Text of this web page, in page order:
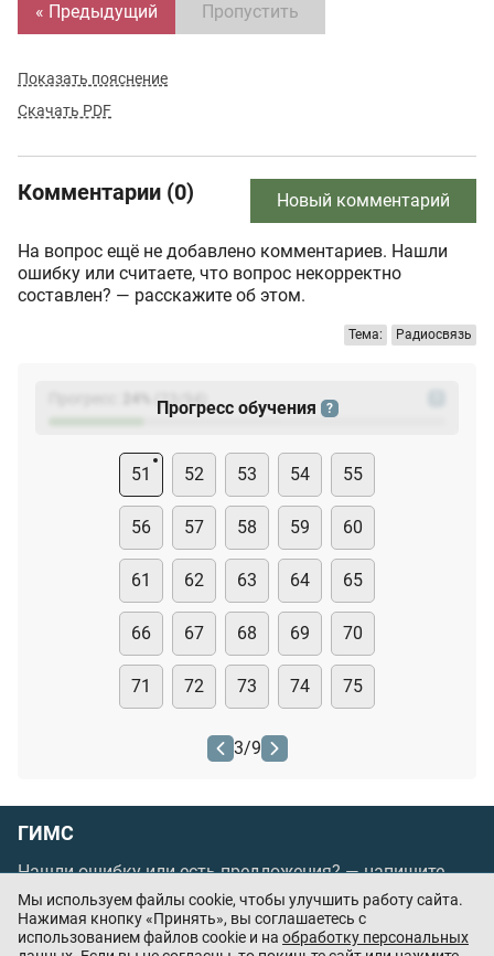
« Предыдущий Пропустить
Показать пояснение
Скачать PDF
Комментарии (0) Новый комментарий
На вопрос ещё не добавлено комментариев. Нашли
ошибку или считаете, что вопрос некорректно
составлен? — расскажите об этом.
Тема: Радиосвязь
(23
Прогресс обучения ?
51 52 53 54 55
56 57 58 59 60
61 62 63 64 65
66 67 68 69 70
71 72 73 74 75
3/9
ГИМС
Нашли ошибку или есть предложения? —напишите
нам
Порядок проведения оплаты по банковским
картам/Цены/Оферта
Мы используем файлы cookie, чтобы улучшить работу сайта.
Нажимая кнопку «Принять», вы соглашаетесь с
использованием файлов cookie и на обработку персональных